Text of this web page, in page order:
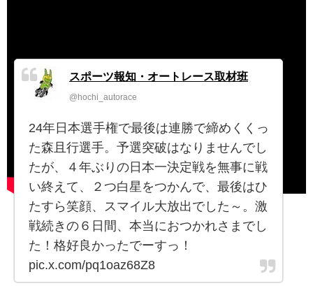
スポーツ報知・オートレース取材班
@hochi_autorace
24年日本選手権で最後は連勝で締めくくっ
た森且行選手。予選突破はなりませんでし
たが、４年ぶりの日本一決定戦を無事に戦
い終えて、２つ白星をつかんで、最後はひ
たすら笑顔、スマイル大放出でした～。激
戦続きの６日間、本当におつかれさまでし
た！格好良かったでーすっ！
pic.x.com/pq1oaz68Z8